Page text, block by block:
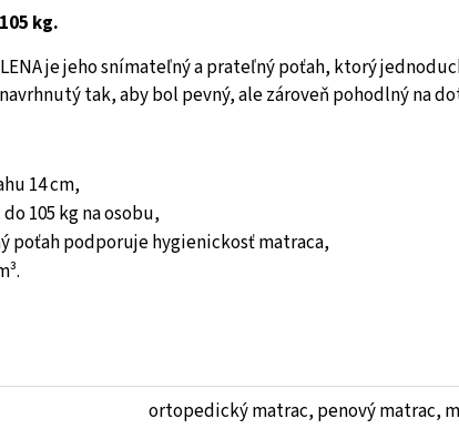
kg.
je jeho snímateľný a prateľný poťah, ktorý
tak, aby bol pevný, ale zároveň pohodlný na
14 cm,
105 kg na osobu,
poťah podporuje hygienickosť matraca,
ortopedický matrac, penový matrac,